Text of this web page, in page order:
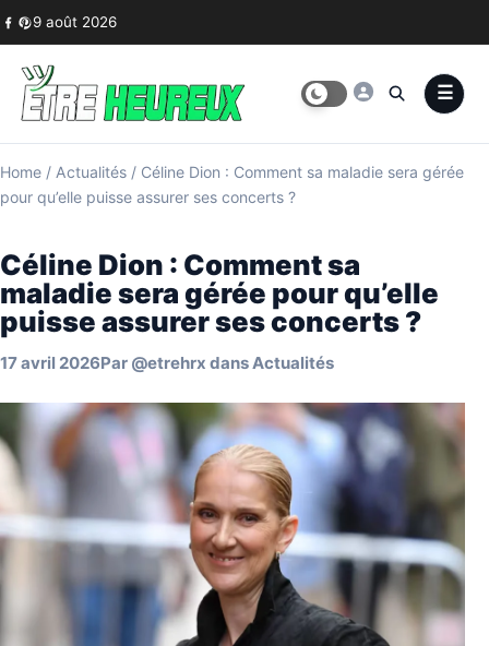
Skip to content
9 août 2026
Home / Actualités / Céline Dion : Comment sa maladie sera gérée
pour qu’elle puisse assurer ses concerts ?
Céline Dion : Comment sa
maladie sera gérée pour qu’elle
puisse assurer ses concerts ?
17 avril 2026Par @etrehrx dansActualités